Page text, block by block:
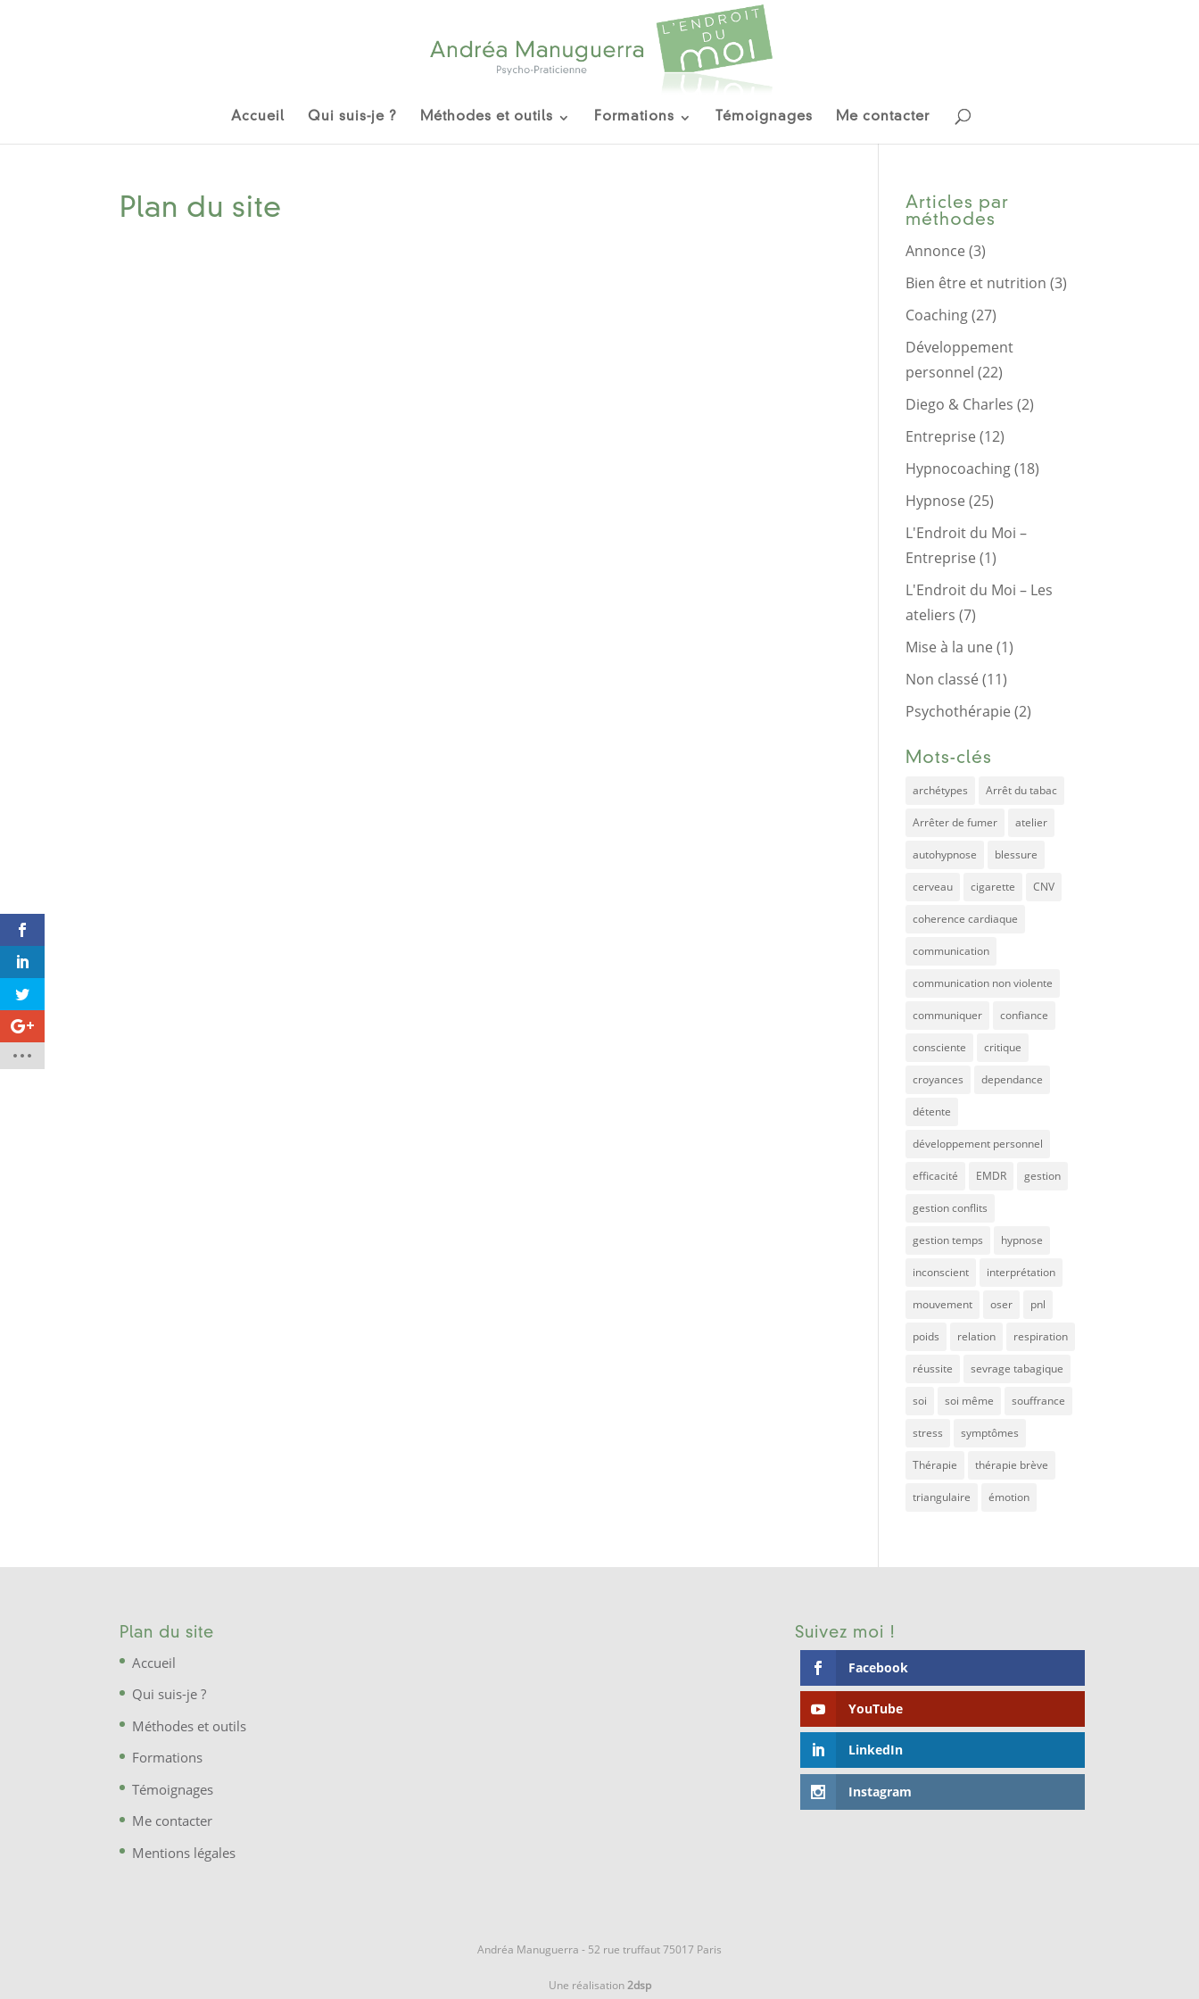
Accueil Qui suis-je ? Méthodes et outils Formations Témoignages Me contacter
Plan du site
Articles par
méthodes
Annonce (3)
Bien être et nutrition (3)
Coaching(27)
Développement
personnel (22)
Diego & Charles (2)
Entreprise (12)
Hypnocoaching(18)
Hypnose (25)
L'Endroit du Moi –
Entreprise (1)
L'Endroit du Moi – Les
ateliers (7)
Mise à la une (1)
Non classé (11)
Psychothérapie (2)
Mots-clés
archétypes Arrêt du tabac
Arrêter de fumer atelier
autohypnose blessure
cerveau cigarette CNV
coherence cardiaque
communication
communication non violente
communiquer confiance
consciente critique
croyances dependance
détente
développement personnel
efficacité EMDR gestion
gestion conflits
gestion temps hypnose
inconscient interprétation
mouvement oser pnl
poids relation respiration
réussite sevrage tabagique
soi soi même souffrance
stress symptômes
Thérapie thérapie brève
triangulaire émotion
Plan du site
Accueil
Qui suis-je ?
Méthodes et outils
Formations
Témoignages
Me contacter
Mentions légales
Suivez moi !
Facebook
YouTube
LinkedIn
Instagram
Andréa Manuguerra - 52 rue truffaut 75017 Paris
Une réalisation2dsp